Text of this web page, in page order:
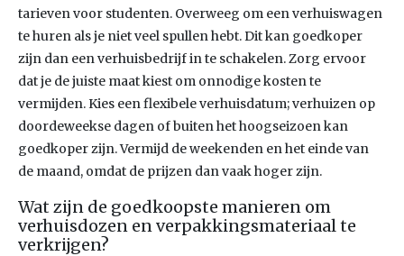
tarieven voor studenten. Overweeg om een verhuiswagen
te huren als je niet veel spullen hebt. Dit kan goedkoper
zijn dan een verhuisbedrijf in te schakelen. Zorg ervoor
dat je de juiste maat kiest om onnodige kosten te
vermijden. Kies een flexibele verhuisdatum; verhuizen op
doordeweekse dagen of buiten het hoogseizoen kan
goedkoper zijn. Vermijd de weekenden en het einde van
de maand, omdat de prijzen dan vaak hoger zijn.
Wat zijn de goedkoopste manieren om
verhuisdozen en verpakkingsmateriaal te
verkrijgen?